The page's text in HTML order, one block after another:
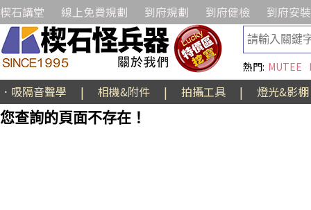
楔石講堂 線上免費規劃 到府規劃 到府健檢 到府安裝
熱門: MUTEE
．吸隔音聲學 | 相機&附件 | 拍攝工具 |
燈光&影棚
您查詢的頁面不存在！